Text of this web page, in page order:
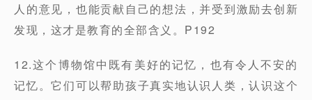
人的意见，也能贡献自己的想法，并受到激励去创新
发现，这才是教育的全部含义。P192
12.这个博物馆中既有美好的记忆，也有令人不安的
记忆。它们可以帮助孩子真实地认识人类，认识这个